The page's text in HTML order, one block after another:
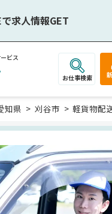
求人情報GET
ビス
お仕事検索
知県 刈谷市 軽貨物配